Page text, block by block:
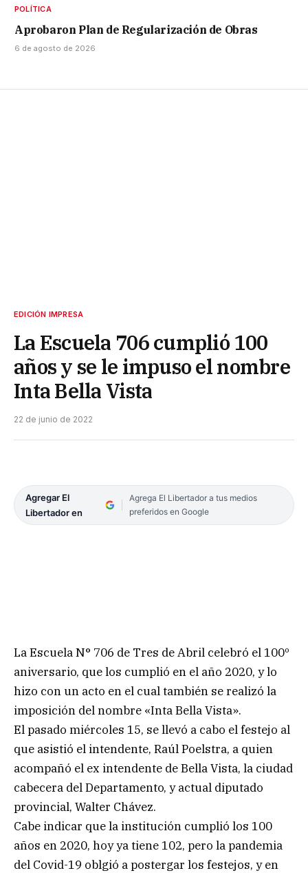
POLÍTICA
Aprobaron Plan de Regularización de Obras
6 de agosto de 2026
EDICIÓN IMPRESA
La Escuela 706 cumplió 100
años y se le impuso el nombre
Inta Bella Vista
22 de junio de 2022
Agregar El
Libertador en
Agrega El Libertador a tus medios
preferidos en Google
La Escuela N° 706 de Tres de Abril celebró el 100º
aniversario, que los cumplió en el año 2020, y lo
hizo con un acto en el cual también se realizó la
imposición del nombre «Inta Bella Vista».
El pasado miércoles 15, se llevó a cabo el festejo al
que asistió el intendente, Raúl Poelstra, a quien
acompañó el ex intendente de Bella Vista, la ciudad
cabecera del Departamento, y actual diputado
provincial, Walter Chávez.
Cabe indicar que la institución cumplió los 100
años en 2020, hoy ya tiene 102, pero la pandemia
del Covid-19 oblgió a postergar los festejos, y en